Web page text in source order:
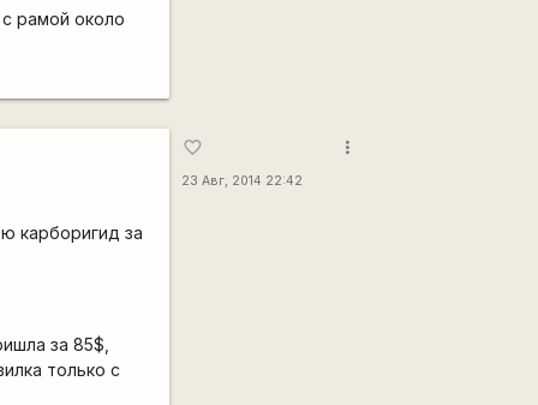
рамой около
карборигид за
за 85$,
только с
favorite_border
23 Авг, 2014 22:42
more_vert